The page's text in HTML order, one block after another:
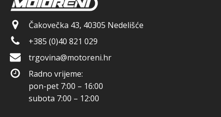
Čakovečka 43, 40305 Nedelišće
+385 (0)40 821 029
trgovina@motoreni.hr
Radno vrijeme:
pon-pet 7:00 – 16:00
subota 7:00 – 12:00